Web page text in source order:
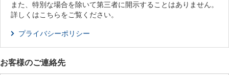
また、特別な場合を除いて第三者に開示することはありません。
詳しくはこちらをご覧ください。
プライバシーポリシー
お客様のご連絡先